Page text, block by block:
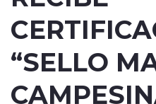
Internacional
Deportes
“SELLO